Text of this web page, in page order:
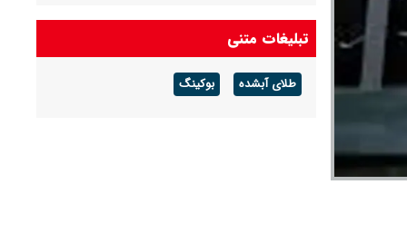
تبلیغات متنی
طلای آبشده بوکینگ